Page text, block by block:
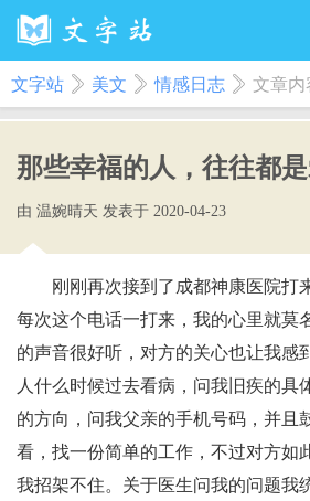
文字站 美文 情感日志 文章内
那些幸福的人，往往都
由 温婉晴天 发表于 2020-04-23
刚刚再次接到了成都神康医院打
每次这个电话一打来，我的心里就莫
的声音很好听，对方的关心也让我感
人什么时候过去看病，问我旧疾的具
的方向，问我父亲的手机号码，并且
看，找一份简单的工作，不过对方如
我招架不住。关于医生问我的问题我